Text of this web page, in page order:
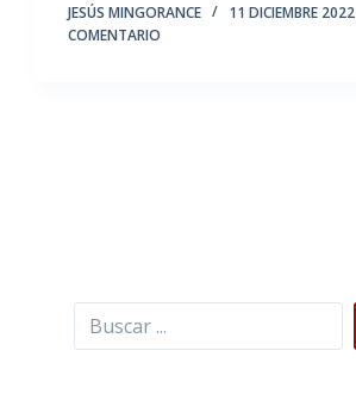
JESÚS MINGORANCE 11 DICIEMBRE 2022
COMENTARIO
Buscar